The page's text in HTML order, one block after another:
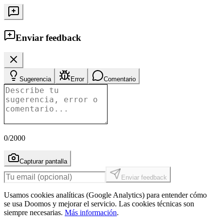
Enviar feedback
Sugerencia Error Comentario
0/2000
Capturar pantalla
Enviar feedback
Usamos cookies analíticas (Google Analytics) para entender cómo
se usa Doomos y mejorar el servicio. Las cookies técnicas son
siempre necesarias. Más información.